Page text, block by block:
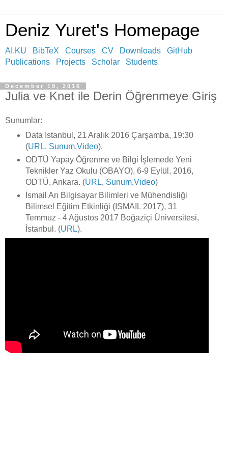
Deniz Yuret's Homepage
AI.KU BibTeX Courses CV Downloads
GitHub
Publications
Projects Scholar Students
December 19, 2016
Julia ve Knet ile Derin Öğrenmeye Giriş
Sunumlar:
Data İstanbul, 21 Aralık 2016 Çarşamba, 19:30
(URL, Sunum,Video).
ODTÜ Yapay Öğrenme ve Bilgi İşlemede Yeni
Teknikler Yaz Okulu (OBAYO), 6-9 Eylül, 2016,
ODTÜ, Ankara. (URL, Sunum,Video)
İsmail Arı Bilgisayar Bilimleri ve Mühendisliği
Bilimsel Eğitim Etkinliği (ISMAIL 2017), 31
Temmuz - 4 Ağustos 2017 Boğaziçi Üniversitesi,
İstanbul. (URL).